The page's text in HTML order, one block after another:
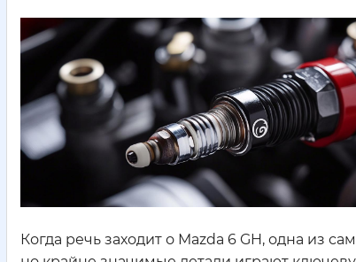
Когда речь заходит о Mazda 6 GH, одна из